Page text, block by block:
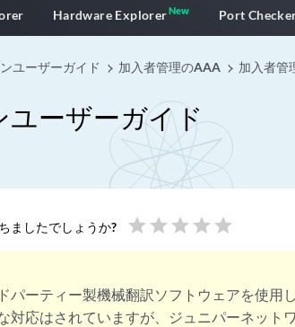
Hardware ExplorerNewNew application
Port
ユーザーガイド 加入者管理のAAA 加入者管
ーザーガイド
ましたでしょうか? star star star star star
パーティー製機械翻訳ソフトウェアを使用
対応はされていますが、ジュニパーネット